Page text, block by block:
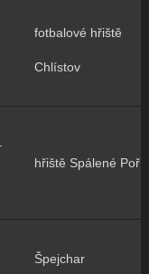
fotbalové hřiště
Chlístov
hřiště Spálené
Špejchar